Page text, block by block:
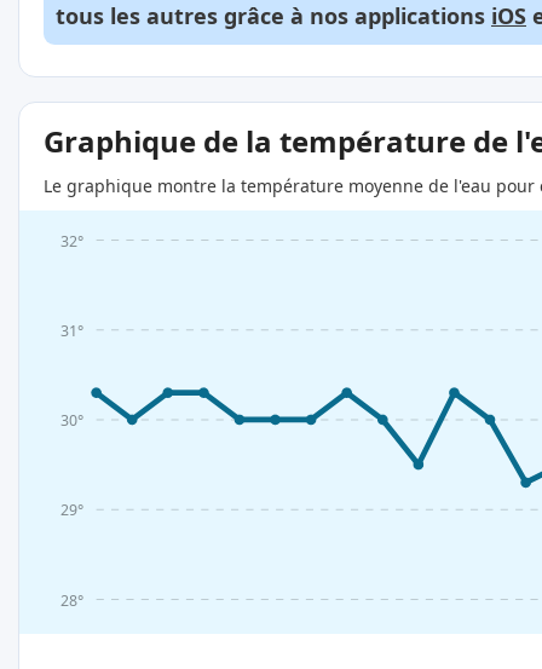
tous les autres grâce à nos applications iOS
Graphique de la température de
Le graphique montre la température moyenne de l'eau
28°
29°
30°
31°
32°